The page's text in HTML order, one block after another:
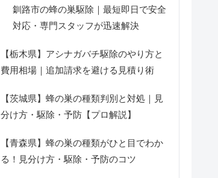
釧路市の蜂の巣駆除｜最短即日で安全
対応・専門スタッフが迅速解決
【栃木県】アシナガバチ駆除のやり方と
費用相場｜追加請求を避ける見積り術
【茨城県】蜂の巣の種類判別と対処｜見
分け方・駆除・予防【プロ解説】
【青森県】蜂の巣の種類がひと目でわか
る！見分け方・駆除・予防のコツ